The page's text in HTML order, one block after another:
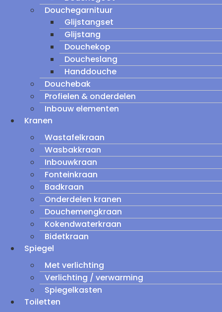
Douchegarnituur
Glijstangset
Glijstang
Douchekop
Doucheslang
Handdouche
Douchebak
Profielen & onderdelen
Inbouw elementen
Kranen
Wastafelkraan
Wasbakkraan
Inbouwkraan
Fonteinkraan
Badkraan
Onderdelen kranen
Douchemengkraan
Kokendwaterkraan
Bidetkraan
Spiegel
Met verlichting
Verlichting / verwarming
Spiegelkasten
Toiletten